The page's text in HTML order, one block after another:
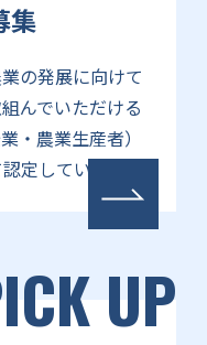
集
の発展に向けて
んでいただける
・農業生産者）
定しています。
UP